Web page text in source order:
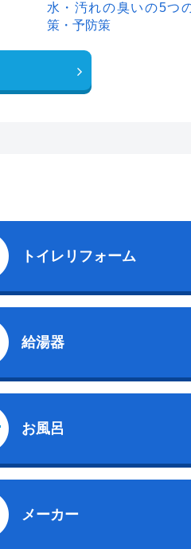
水・汚れの臭いの5つ
策・予防策
トイレリフォーム
給湯器
お風呂
メーカー